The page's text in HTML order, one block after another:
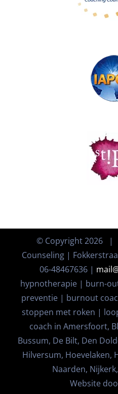
© Copyright2026 |
Counseling |
06-48467636 |
hypnotherapie | burn-
preventie | burnout
stoppen met roken |
coach in Amersfoort,
Bussum, De Bilt, Den
Hilversum, Hoevelaken,
Naarden,
Website